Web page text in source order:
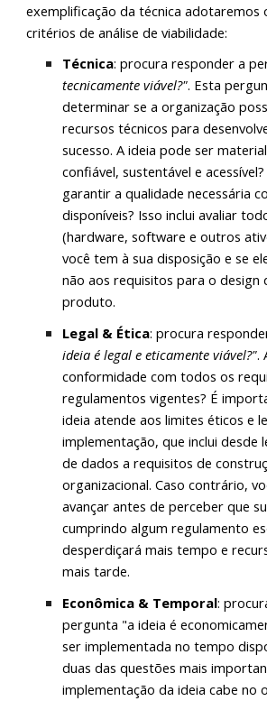
exemplificação da técnica adotaremos
critérios de análise de viabilidade:
Técnica: procura responder a
tecnicamente viável?". Esta
determinar se a organização
recursos técnicos para
sucesso. A ideia pode ser
confiável, sustentável e
garantir a qualidade necessária
disponíveis? Isso inclui avaliar
(hardware, software e outros
você tem à sua disposição e se
não aos requisitos para o design
produto.
Legal & Ética: procura
ideia é legal e eticamente viável?".
conformidade com todos os
regulamentos vigentes? É
ideia atende aos limites éticos e
implementação, que inclui desde
de dados a requisitos de
organizacional. Caso contrário,
avançar antes de perceber que
cumprindo algum regulamento
desperdiçará mais tempo e
mais tarde.
Econômica & Temporal:
pergunta "a ideia é
ser implementada no tempo
duas das questões mais
implementação da ideia cabe no